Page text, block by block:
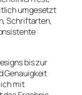
umgesetzt
Schriftarten,
bis zur
Genauigkeit
mit